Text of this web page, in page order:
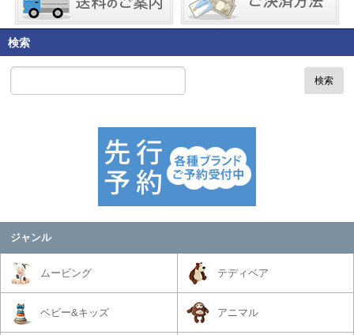
検索
検索
ジャンル
ムービング テディベア
ベビー&キッズ アニマル